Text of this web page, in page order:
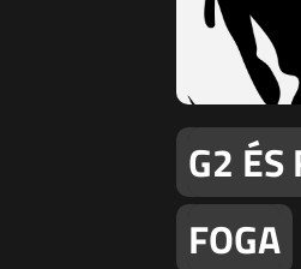
G2 ÉS
FOGA